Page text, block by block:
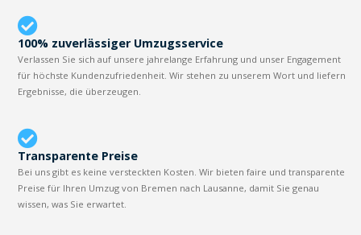
100% zuverlässiger Umzugsservice
Verlassen Sie sich auf unsere jahrelange Erfahrung und unser Engagement
für höchste Kundenzufriedenheit. Wir stehen zu unserem Wort und liefern
Ergebnisse, die überzeugen.
Transparente Preise
Bei uns gibt es keine versteckten Kosten. Wir bieten faire und transparente
Preise für Ihren Umzug von Bremen nach Lausanne, damit Sie genau
wissen, was Sie erwartet.